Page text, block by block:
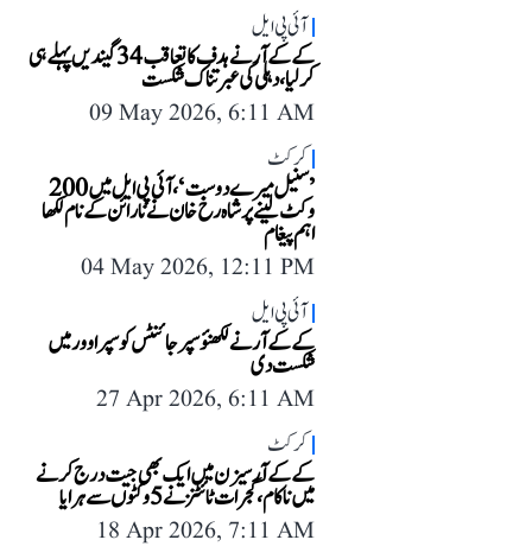
آئی پی ایل
کے کے آر نے ہدف کا تعاقب 34 گیندیں پہلے ہی
کر لیا، دہلی کی عبرتناک شکست
09 May 2026, 6:11 AM
کرکٹ
’سنیل میرے دوست‘، آئی پی ایل میں 200
وکٹ لینے پر شاہ رخ خان نے نارائن کے نام لکھا
اہم پیغام
04 May 2026, 12:11 PM
آئی پی ایل
کے کے آر نے لکھنؤ سپر جائنٹس کو سپر اوور میں
شکست دی
27 Apr 2026, 6:11 AM
کرکٹ
کے کے آر سیزن میں ایک بھی جیت درج کرنے
میں ناکام، گجرات ٹائٹنز نے 5 وکٹوں سے ہرایا
18 Apr 2026, 7:11 AM